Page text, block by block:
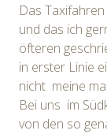
Das
und das ich
öfteren
in erster Linie
nicht meine
Bei uns im
von den so